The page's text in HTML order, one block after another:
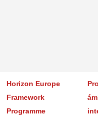
Horizon Europe
Framework
Programme